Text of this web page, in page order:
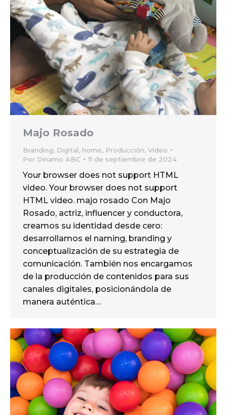
Majo Rosado
Branding, Digital, home, Producción, Video
Por Dinamo ABC 11 de septiembre de 2024
Your browser does not support HTML
video. Your browser does not support
HTML video. majo rosado Con Majo
Rosado, actriz, influencer y conductora,
creamos su identidad desde cero:
desarrollamos el naming, branding y
conceptualización de su estrategia de
comunicación. También nos encargamos
de la producción de contenidos para sus
canales digitales, posicionándola de
manera auténtica…